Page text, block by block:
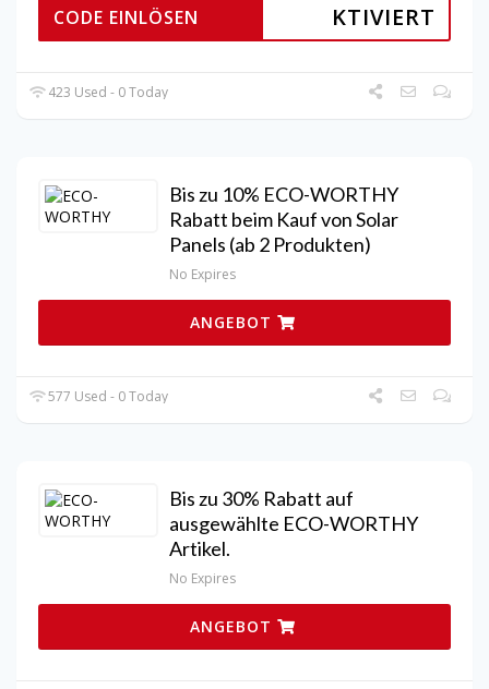
KTIVIERT
CODE EINLÖSEN
423 Used - 0 Today
Bis zu 10% ECO-WORTHY
Rabatt beim Kauf von Solar
Panels (ab 2 Produkten)
No Expires
ANGEBOT
577 Used - 0 Today
Bis zu 30% Rabatt auf
ausgewählte ECO-WORTHY
Artikel.
No Expires
ANGEBOT